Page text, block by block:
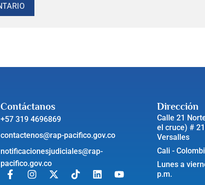
Contáctanos
+57 319 4696869
contactenos@rap-pacifico.gov.co
notificacionesjudiciales@rap-
pacifico.gov.co
Dirección
Calle 21
el cruce) #
Versalles
Cali -
Lunes a
p.m.